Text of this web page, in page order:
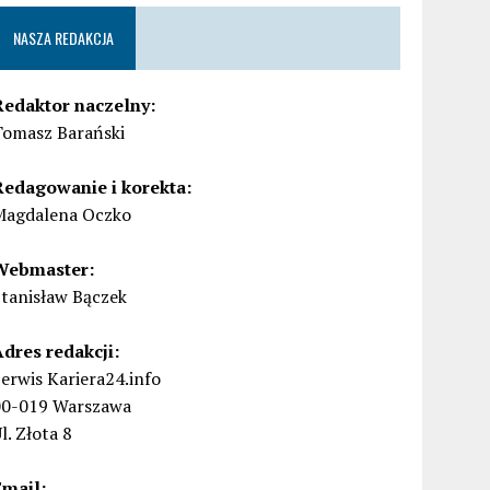
NASZA REDAKCJA
naczelny:
Barański
i korekta:
Oczko
Bączek
redakcji:
Kariera24.info
019 Warszawa
Złota 8